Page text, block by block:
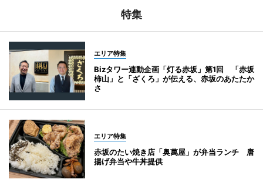
特集
エリア特集
Bizタワー連動企画「灯る赤坂」第1回 「赤坂
柿山」と「ざくろ」が伝える、赤坂のあたたか
さ
エリア特集
赤坂のたい焼き店「奥萬屋」が弁当ランチ 唐
揚げ弁当や牛丼提供